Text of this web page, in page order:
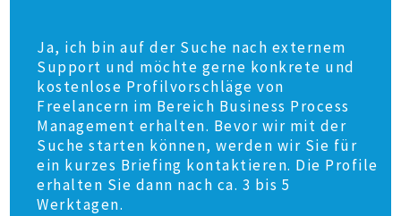
Ja, ich bin auf der Suche nach externem
Support und möchte gerne konkrete und
kostenlose Profilvorschläge von
Freelancern im Bereich Business Process
Management erhalten. Bevor wir mit der
Suche starten können, werden wir Sie für
ein kurzes Briefing kontaktieren. Die Profile
erhalten Sie dann nach ca. 3 bis 5
Werktagen.